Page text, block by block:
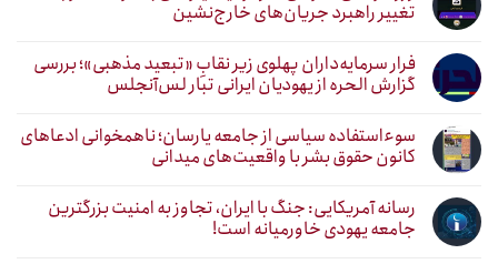
تغییر راهبرد جریان‌های خارج‌نشین
فرار سرمایه‌داران پهلوی زیر نقابِ «تبعید مذهبی»؛ بررسی
گزارش الحره از یهودیان ایرانی تبار لس‌آنجلس
سوءاستفاده سیاسی از جامعه یارسان؛ ناهمخوانی ادعاهای
کانون حقوق بشر با واقعیت‌های میدانی
رسانه آمریکایی: جنگ با ایران، تجاوز به امنیت بزرگترین
جامعه یهودی خاورمیانه است!